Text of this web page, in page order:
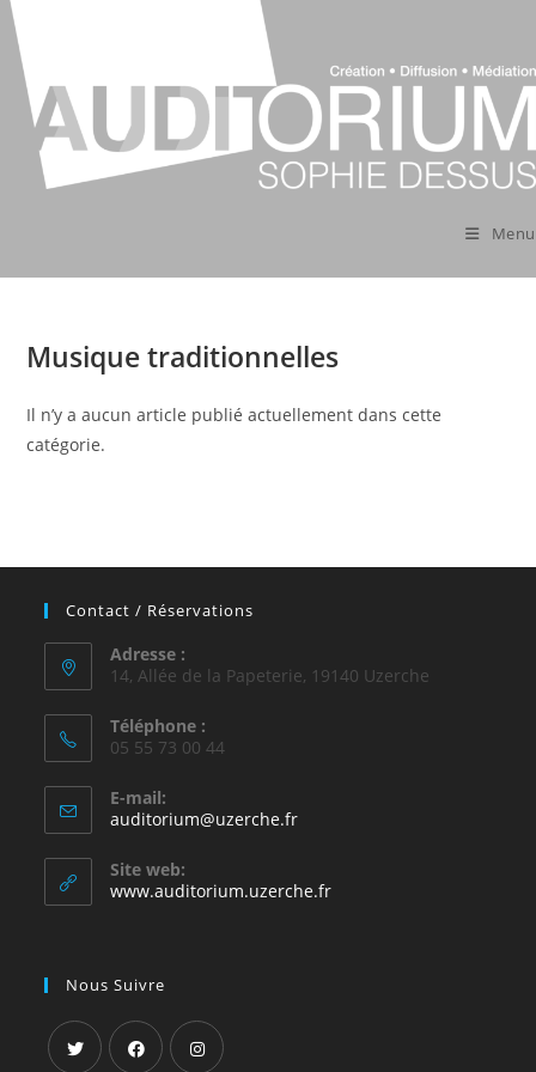
Skip
content
Menu
Musique traditionnelles
Il n’y a aucun article publié actuellement dans cette
catégorie.
Contact / Réservations
Adresse :
14, Allée de la Papeterie, 19140 Uzerche
Téléphone :
05 55 73 00 44
E-mail:
auditorium@uzerche.frS’ouvre
application
Site web:
www.auditorium.uzerche.fr
Nous Suivre